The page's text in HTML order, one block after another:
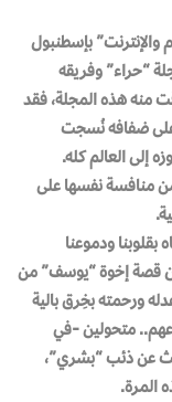
والإنترنت” بإسطنبول
“حراء” وفريقه
منه هذه المجلة، فقد
وعلى ضفافه نُسجت
إلى العالم كله.
منافسة نفسها على
ودموعنا
قصة إخوة “يوسف” من
ورحمته بخِرق بالية
متحولين -في
عن ذئب “بشري”،
المرة.